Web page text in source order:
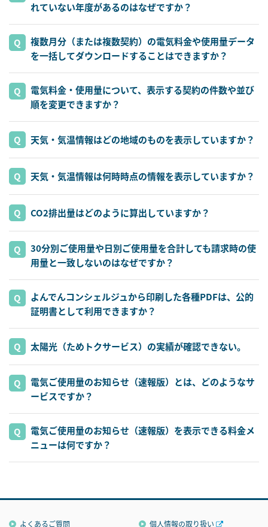
れていない年度があるのはなぜですか？
複数月分（または複数契約）の電気料金や使用量データ
を一括してダウンロードすることはできますか？
電気料金・使用量について、表示する契約の件数や並び
順を変更できますか？
天気・気温情報はどの地域のものを表示していますか？
天気・気温情報は何時時点の情報を表示していますか？
CO2排出量はどのように算出していますか？
30分別ご使用量や日別ご使用量を合計しても請求時の使
用量と一致しないのはなぜですか？
よんでんコンシェルジュから印刷した各種PDFは、公的
証明書として利用できますか？
太陽光（ためトクサービス）の実績が確認できない。
電気ご使用量のお知らせ（速報版）とは、どのようなサ
ービスですか？
電気ご使用量のお知らせ（速報版）を表示できる料金メ
ニューは何ですか？
よくあるご質問 個人情報の取り扱い